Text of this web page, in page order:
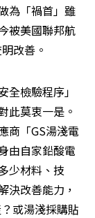
為「禍首」雖
被美國聯邦航
改善。
檢驗程序」
此莫衷一是。
商「GS湯淺電
由自家鉛酸電
少材料、技
決改善能力，
或湯淺採購貼